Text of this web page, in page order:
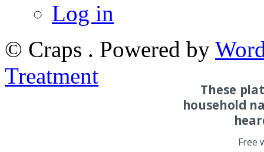
Log in
© Craps . Powered by
Treatment
These
household
Free